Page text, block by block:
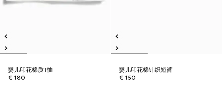
婴儿印花棉质T恤
€ 180
婴儿印花棉针织短裤
€ 150